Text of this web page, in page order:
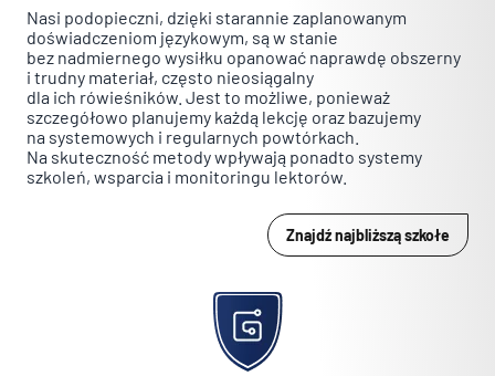
Nasi podopieczni, dzięki starannie zaplanowanym
doświadczeniom językowym, są w stanie
bez nadmiernego wysiłku opanować naprawdę obszerny
i trudny materiał, często nieosiągalny
dla ich rówieśników. Jest to możliwe, ponieważ
szczegółowo planujemy każdą lekcję oraz bazujemy
na systemowych i regularnych powtórkach.
Na skuteczność metody wpływają ponadto systemy
szkoleń, wsparcia i monitoringu lektorów.
Znajdź najbliższą szkołe
Marketing
Marketingowe pliki cookie stosowane są w celu śledzenia
użytkowników na stronach internetowych. Celem jest
wyświetlanie reklam, które są istotne i interesujące dla
poszczególnych użytkowników i tym samym bardziej cenne dla
wydawców i reklamodawców strony trzeciej.
Nieklasyfikowane pliki cookie, to pliki, które są w procesie
Odrzuć